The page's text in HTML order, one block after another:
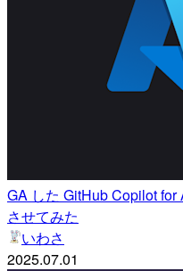
GA した GitHub Copilot
させてみた
いわさ
2025.07.01